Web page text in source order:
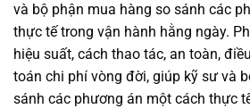
và bộ phận mua hàng so sánh các
thực tế trong vận hành hằng ngày.
hiệu suất, cách thao tác, an toàn,
toán chi phí vòng đời, giúp kỹ sư và
sánh các phương án một cách thực